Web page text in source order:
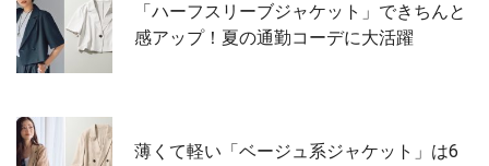
「ハーフスリーブジャケット」できちんと
感アップ！夏の通勤コーデに大活躍
薄くて軽い「ベージュ系ジャケット」は6